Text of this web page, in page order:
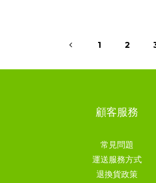
1 2
顧客服務
常見問題
運送服務方式
退換貨政策